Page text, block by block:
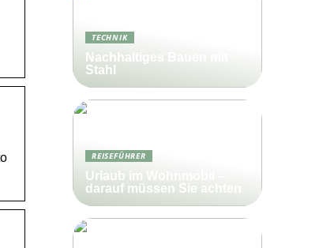
TECHNIK
Nachhaltiges Bauen mit
Stahl
REISEFÜHRER
Urlaub im Wohnmobil –
darauf müssen Sie achten